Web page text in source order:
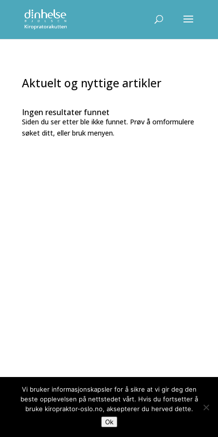
Aktuelt og nyttige artikler
Ingen resultater funnet
Siden du ser etter ble ikke funnet. Prøv å omformulere
søket ditt, eller bruk menyen.
BESTILL
TIME
Vi bruker informasjonskapsler for å sikre at vi gir deg den
beste opplevelsen på nettstedet vårt. Hvis du fortsetter å
bruke kiropraktor-oslo.no, aksepterer du herved dette.
Ok